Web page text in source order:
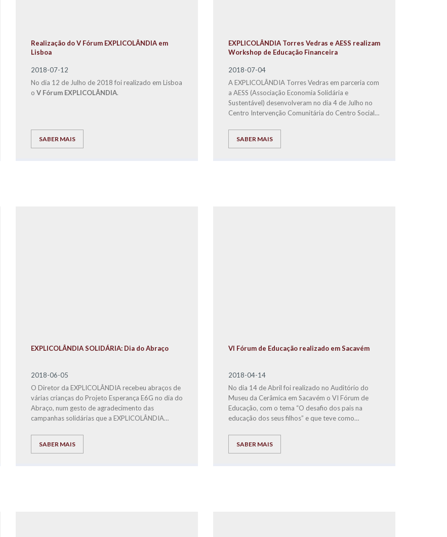
Realização do V Fórum EXPLICOLÂNDIA em
Lisboa
2018-07-12
No dia 12 de Julho de 2018 foi realizado em Lisboa
o V Fórum EXPLICOLÂNDIA.
SABER MAIS
EXPLICOLÂNDIA Torres Vedras e AESS realizam
Workshop de Educação Financeira
2018-07-04
A EXPLICOLÂNDIA Torres Vedras em parceria com
a AESS (Associação Economia Solidária e
Sustentável) desenvolveram no dia 4 de Julho no
Centro Intervenção Comunitária do Centro Social
SABER MAIS
EXPLICOLÂNDIA SOLIDÁRIA: Dia do Abraço
2018-06-05
O Diretor da EXPLICOLÂNDIA recebeu abraços de
várias crianças do Projeto Esperança E6G no dia do
Abraço, num gesto de agradecimento das
campanhas solidárias que a EXPLICOLÂNDIA
residentes no Bairro da Quinta do Mocho.
SABER MAIS
VI Fórum de Educação realizado em Sacavém
2018-04-14
No dia 14 de Abril foi realizado no Auditório do
Museu da Cerâmica em Sacavém o VI Fórum de
Educação, com o tema “O desafio dos pais na
educação dos seus filhos” e que teve como
Nervos”, “Este ano vais ser o melhor aluno, Bora
SABER MAIS